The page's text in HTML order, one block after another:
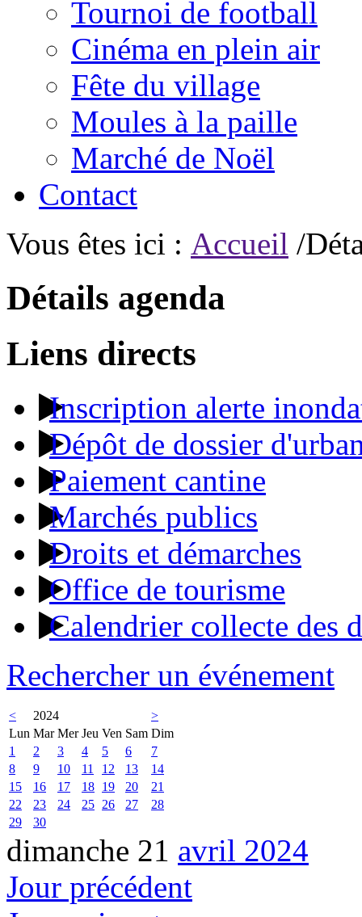
Tournoi de football
Cinéma en plein air
Fête du village
Moules à la paille
Marché de Noël
Contact
Vous êtes ici : Accueil /
Détails agenda
Liens directs
Inscription alerte
Dépôt de dossier
Paiement cantine
Marchés publics
Droits et démarches
Office de tourisme
Calendrier collecte des
Rechercher un événement
< 2024
>
Lun Mar Mer Jeu Ven Sam Dim
1
2 3 4 5 6
7
8
9 10 11 12 13
14
15
16 17 18 19 20
21
22
23 24 25 26 27
28
29
30
dimanche 21 avril 2024
Jour précédent